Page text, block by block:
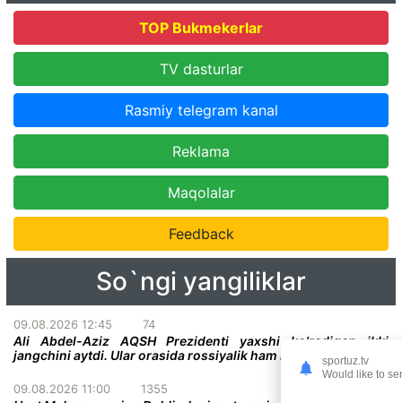
TOP Bukmekerlar
TV dasturlar
Rasmiy telegram kanal
Reklama
Maqolalar
Feedback
So`ngi yangiliklar
09.08.2026 12:45 74
Ali Abdel-Aziz AQSH Prezidenti yaxshi ko'radigan ikki
jangchini aytdi. Ular orasida rossiyalik ham bor!
09.08.2026 11:00 1355
sportuz.tv
Would like to